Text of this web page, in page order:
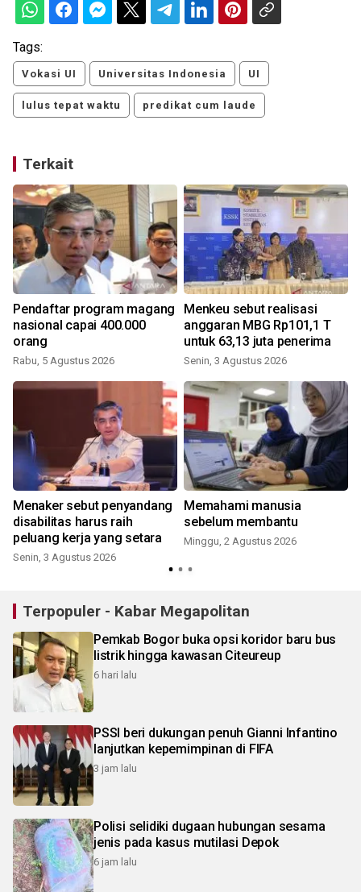
Tags:
Vokasi UI Universitas Indonesia UI
lulus tepat waktu predikat cum laude
Terkait
Pendaftar program magang
nasional capai 400.000
orang
Rabu, 5 Agustus 2026
Menkeu sebut realisasi
anggaran MBG Rp101,1 T
untuk 63,13 juta penerima
Senin, 3 Agustus 2026
Menaker sebut penyandang
disabilitas harus raih
peluang kerja yang setara
Senin, 3 Agustus 2026
Memahami manusia
sebelum membantu
Minggu, 2 Agustus 2026
Terpopuler - Kabar Megapolitan
Pemkab Bogor buka opsi koridor baru bus
listrik hingga kawasan Citeureup
6 hari lalu
PSSI beri dukungan penuh Gianni Infantino
lanjutkan kepemimpinan di FIFA
3 jam lalu
Polisi selidiki dugaan hubungan sesama
jenis pada kasus mutilasi Depok
6 jam lalu